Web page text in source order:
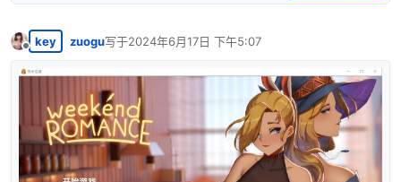
离线
key zuogu写于2024年6月17日 下午5:07
最后由 编辑